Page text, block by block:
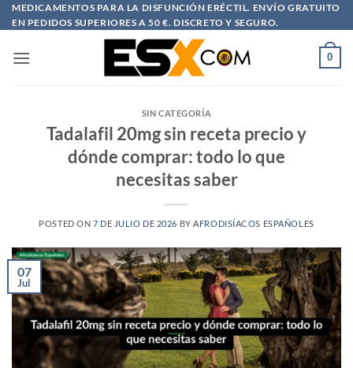
Saltar
al
MEDICAMENTOS PARA LA DISFUNCIÓN ERÉCTIL. ENVÍO GRATUITO
EN PEDIDOS SUPERIORES A 50 €. DISCRETO Y SEGURO.
0
SIN CATEGORÍA
Tadalafil 20mg sin receta precio y
dónde comprar: todo lo que
necesitas saber
POSTED ON 7 DE JULIO DE 2026 BY AFRODISÍACOS ESPAÑOLES
07
Jul